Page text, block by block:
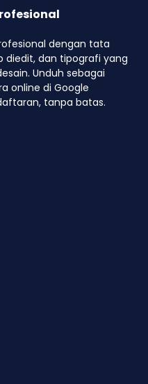
dengan tata
diedit, dan tipografi yang
Unduh sebagai
online di Google
tanpa batas.